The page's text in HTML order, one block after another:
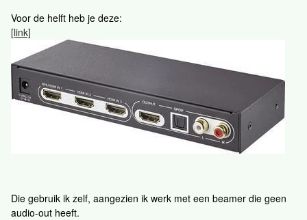
Voor de helft heb je deze:
[link]
Die gebruik ik zelf, aangezien ik werk met een beamer die geen
audio-out heeft.